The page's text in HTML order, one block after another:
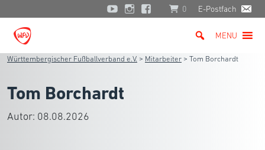
0 E-Postfach
MENU
Württembergischer Fußballverband e.V. > Mitarbeiter > Tom Borchardt
Tom Borchardt
Autor: 08.08.2026